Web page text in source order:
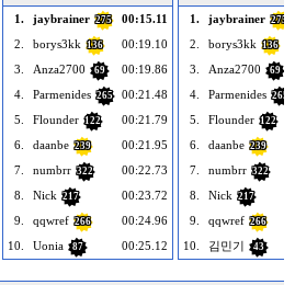
1.
jaybrainer 275
00:15.11
2.
borys3kk 136
00:19.10
3.
Anza2700 69
00:19.86
4.
Parmenides 265
00:21.48
5.
Flounder 122
00:21.79
6.
daanbe 239
00:21.95
7.
numbrr 322
00:22.73
8.
Nick 217
00:23.72
9.
qqwref 266
00:24.96
10.
Uonia 87 00:25.12
1.
jaybrainer 275
2.
borys3kk 136
3.
Anza2700 69
4.
Parmenides 265
5.
Flounder 122
6.
daanbe 239
7.
numbrr 322
8.
Nick 217
9.
qqwref 266
10.
김민기 43